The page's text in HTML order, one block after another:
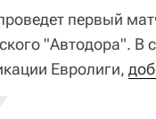
первый
"Автодора". В
Евролиги,